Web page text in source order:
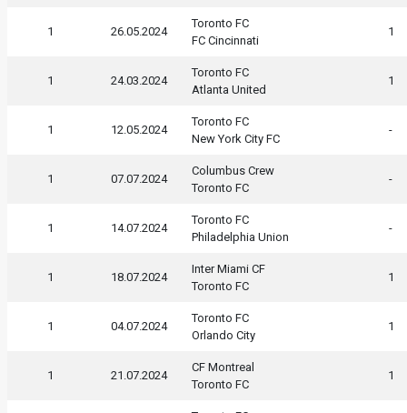
1 26.05.2024
Toronto FC
FC Cincinnati
1
1 24.03.2024
Toronto FC
Atlanta United
1
1 12.05.2024
Toronto FC
New York City FC
-
1 07.07.2024
Columbus Crew
Toronto FC
-
1 14.07.2024
Toronto FC
Philadelphia Union
-
1 18.07.2024
Inter Miami CF
Toronto FC
1
1 04.07.2024
Toronto FC
Orlando City
1
1 21.07.2024
CF Montreal
Toronto FC
1